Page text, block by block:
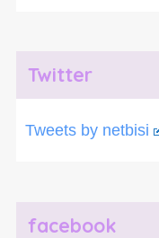
Twitter
Tweets by netbisi
facebook